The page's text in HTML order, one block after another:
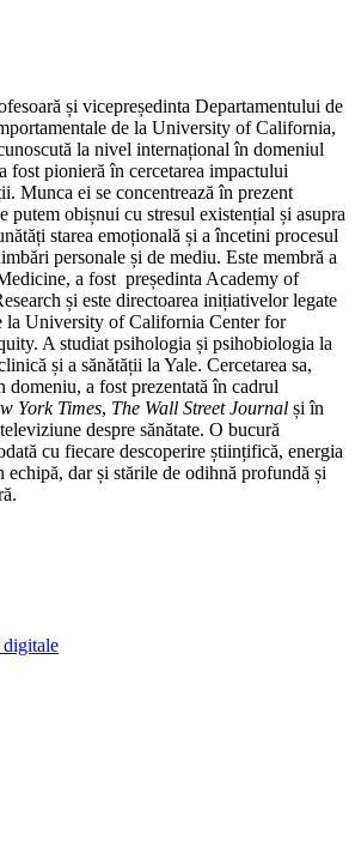
și vicepreședinta Departamentului de
de la University of California,
la nivel internațional în domeniul
fost pionieră în cercetarea impactului
Munca ei se concentrează în prezent
putem obișnui cu stresul existențial și asupra
starea emoțională și a încetini procesul
personale și de mediu. Este membră a
a fost președinta Academy of
și este directoarea inițiativelor legate
la University of California Center for
A studiat psihologia și psihobiologia la
și a sănătății la Yale. Cercetarea sa,
domeniu, a fost prezentată în cadrul
York Times, The Wall Street Journal și în
despre sănătate. O bucură
cu fiecare descoperire științifică, energia
echipă, dar și stările de odihnă profundă și